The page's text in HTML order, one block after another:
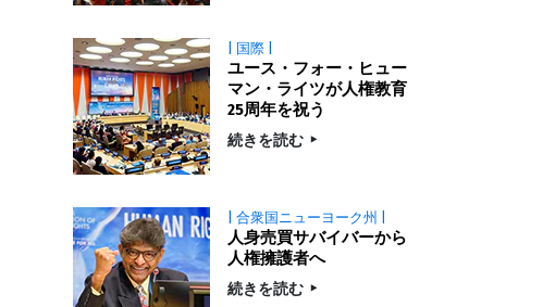
| 国際 |
ユース・フォー・ヒュー
マン・ライツが人権教育
25周年を祝う
続きを読む
| 合衆国ニューヨーク州 |
人身売買サバイバーから
人権擁護者へ
続きを読む